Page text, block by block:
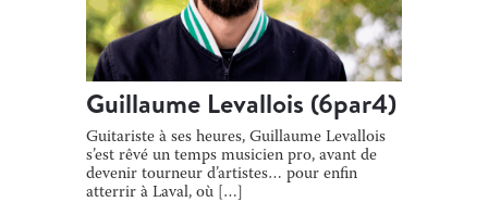
Guillaume Levallois (6par4)
Guitariste à ses heures, Guillaume Levallois
s’est rêvé un temps musicien pro, avant de
devenir tourneur d’artistes… pour enfin
atterrir à Laval, où […]